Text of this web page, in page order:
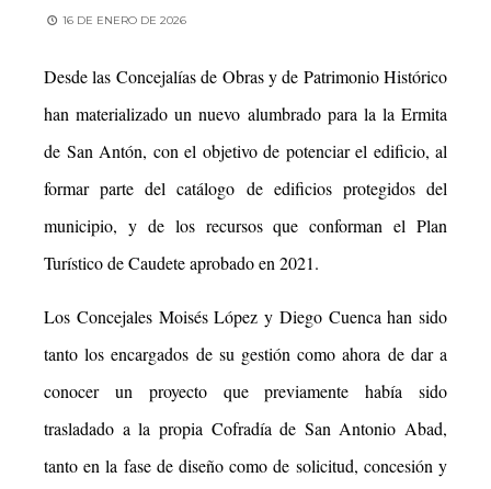
16 DE ENERO DE 2026
Desde las Concejalías de Obras y de Patrimonio Histórico
han materializado un nuevo alumbrado para la la Ermita
de San Antón, con el objetivo de potenciar el edificio, al
formar parte del catálogo de edificios protegidos del
municipio, y de los recursos que conforman el Plan
Turístico de Caudete aprobado en 2021.
Los Concejales Moisés López y Diego Cuenca han sido
tanto los encargados de su gestión como ahora de dar a
conocer un proyecto que previamente había sido
trasladado a la propia Cofradía de San Antonio Abad,
tanto en la fase de diseño como de solicitud, concesión y